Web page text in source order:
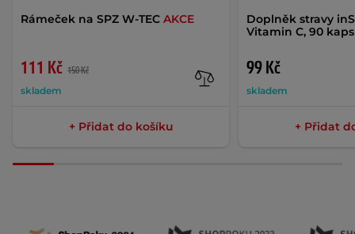
Rámeček na SPZ W-TEC AKCE
111 Kč 150 Kč
skladem
+ Přidat do košíku
Doplněk stravy
Vitamin C, 90
99 Kč
skladem
+ Přidat